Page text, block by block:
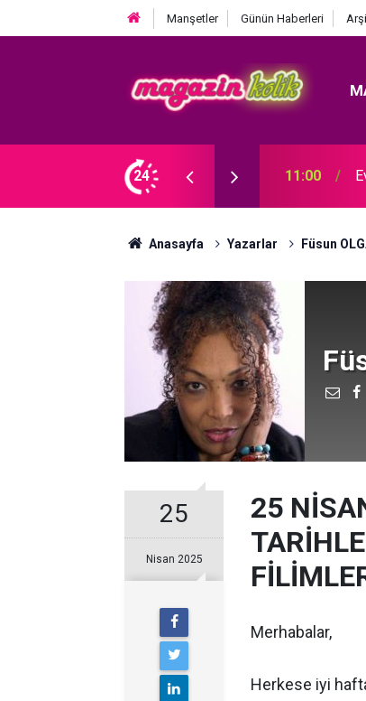
Manşetler Günün Haberleri
24
EKRANA TAŞINIYOR! 10:30
Anasayfa Yazarlar Füsun
25
Nisan 2025
25
Merhabalar,
Herkese iyi